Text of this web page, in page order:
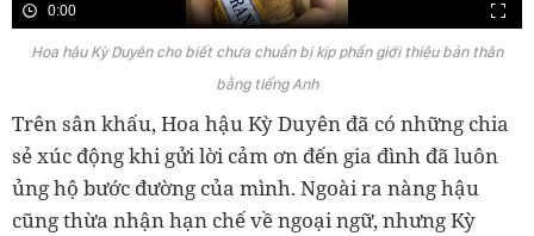
0:00
Hoa hậu Kỳ Duyên cho biết chưa chuẩn bị kịp phần giới thiệu bản thân
bằng tiếng Anh
Trên sân khấu, Hoa hậu Kỳ Duyên đã có những chia
sẻ xúc động khi gửi lời cảm ơn đến gia đình đã luôn
ủng hộ bước đường của mình. Ngoài ra nàng hậu
cũng thừa nhận hạn chế về ngoại ngữ, nhưng Kỳ